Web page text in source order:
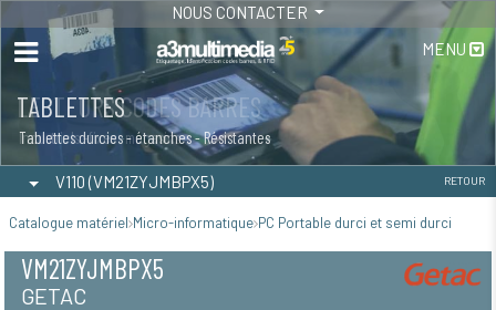
NOUS CONTACTER
MENU
LECTEURS CODES BARRES
Industriels -fixes -magasins
TABLETTES
Tablettes durcies - étanches - Résistantes
V110 (VM21ZYJMBPX5) RETOUR
Catalogue matériel Micro-informatique PC Portable durci et semi durci
VM21ZYJMBPX5
GETAC